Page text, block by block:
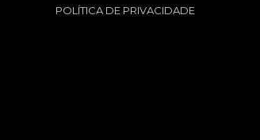
POLÍTICA DE PRIVACIDADE